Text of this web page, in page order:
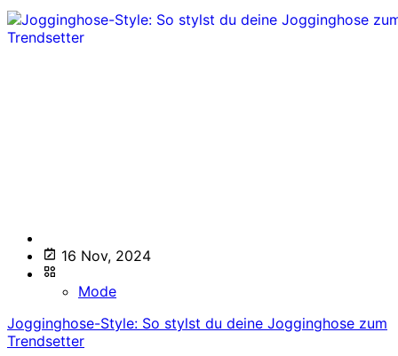
16 Nov, 2024
Mode
Jogginghose-Style: So stylst du deine Jogginghose zum
Trendsetter